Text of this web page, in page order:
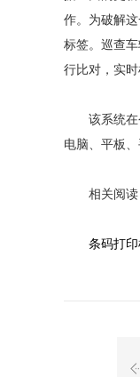
作。为破解
标签。巡查
行比对，实
该系统在今
电脑、平板、
相关阅读
条码打印